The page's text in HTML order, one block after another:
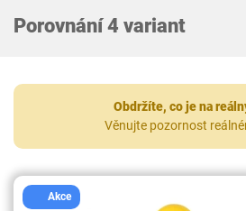
Porovnání 4 variant
Obdržíte, co je na
Věnujte pozornost
Akce